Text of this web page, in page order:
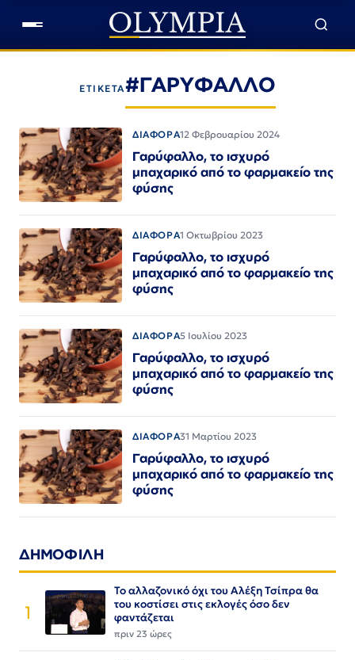
ΕΤΙΚΕΤΑ#ΓΑΡΥΦΑΛΛΟ
ΔΙΑΦΟΡΑ12 Φεβρουαρίου 2024
Γαρύφαλλο, το ισχυρό
μπαχαρικό από το φαρμακείο της
φύσης
ΔΙΑΦΟΡΑ1 Οκτωβρίου 2023
Γαρύφαλλο, το ισχυρό
μπαχαρικό από το φαρμακείο της
φύσης
ΔΙΑΦΟΡΑ5 Ιουλίου 2023
Γαρύφαλλο, το ισχυρό
μπαχαρικό από το φαρμακείο της
φύσης
ΔΙΑΦΟΡΑ31 Μαρτίου 2023
Γαρύφαλλο, το ισχυρό
μπαχαρικό από το φαρμακείο της
φύσης
ΔΗΜΟΦΙΛΗ
1
Το αλλαζονικό όχι του Αλέξη Τσίπρα θα
του κοστίσει στις εκλογές όσο δεν
φαντάζεται
πριν 23 ώρες